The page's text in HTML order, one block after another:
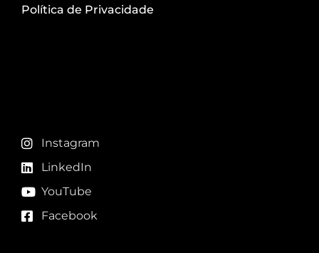
Política de Privacidade
Instagram
LinkedIn
YouTube
Facebook